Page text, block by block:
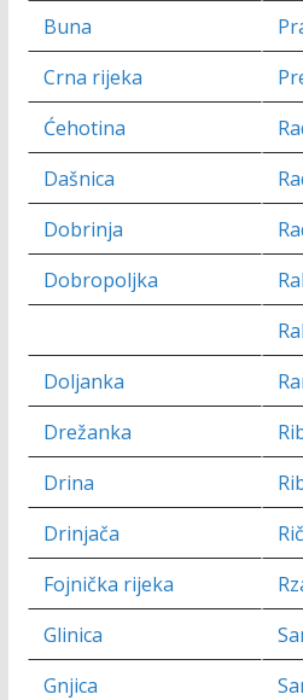
Buna
Crna rijeka
Ćehotina
Dašnica
Dobrinja
Dobropoljka
Doljanka
Drežanka
Drina
Drinjača
Fojnička rijeka
Glinica
Gnjica